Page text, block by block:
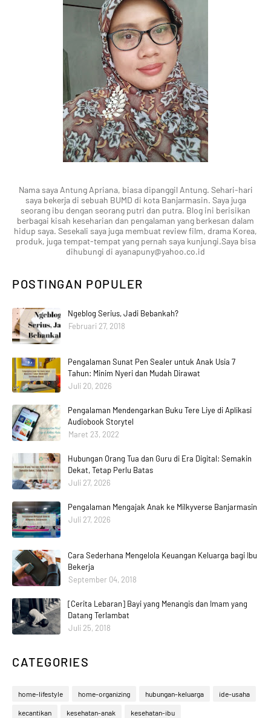
Nama saya Antung Apriana, biasa dipanggil Antung. Sehari-hari
saya bekerja di sebuah BUMD di kota Banjarmasin. Saya juga
seorang ibu dengan seorang putri dan putra. Blog ini berisikan
berbagai kisah keseharian dan pengalaman yang berkesan dalam
hidup saya. Sesekali saya juga membuat review film, drama Korea,
produk, juga tempat-tempat yang pernah saya kunjungi.Saya bisa
dihubungi di ayanapuny@yahoo.co.id
POSTINGAN POPULER
Ngeblog Serius, Jadi Bebankah?
Februari 27, 2018
Pengalaman Sunat Pen Sealer untuk Anak Usia 7
Tahun: Minim Nyeri dan Mudah Dirawat
Juli 20, 2026
Pengalaman Mendengarkan Buku Tere Liye di Aplikasi
Audiobook Storytel
Maret 23, 2022
Hubungan Orang Tua dan Guru di Era Digital: Semakin
Dekat, Tetap Perlu Batas
Juli 27, 2026
Pengalaman Mengajak Anak ke Milkyverse Banjarmasin
Juli 27, 2026
Cara Sederhana Mengelola Keuangan Keluarga bagi Ibu
Bekerja
September 04, 2018
[Cerita Lebaran] Bayi yang Menangis dan Imam yang
Datang Terlambat
Juli 25, 2018
CATEGORIES
home-lifestyle home-organizing hubungan-keluarga ide-usaha
kecantikan kesehatan-anak kesehatan-ibu